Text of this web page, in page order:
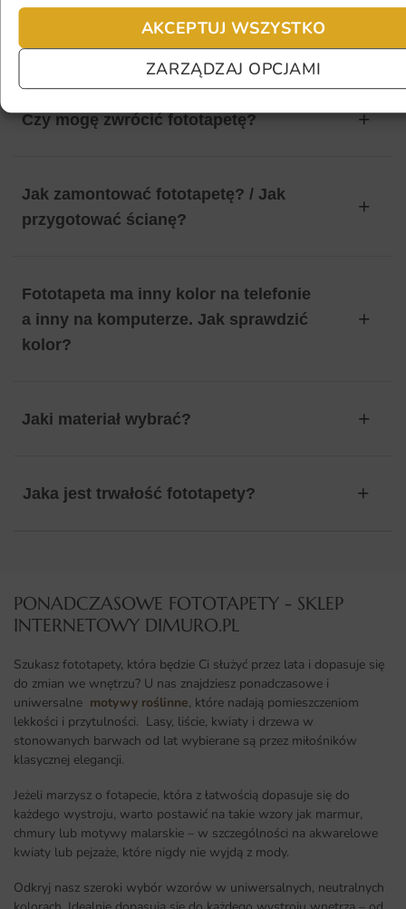
AKCEPTUJ WSZYSTKO
ZARZĄDZAJ OPCJAMI
Ile będę czekać na realizację
zamówienia?
Czy mogę zwrócić fototapetę?
Jak zamontować fototapetę? / Jak
przygotować ścianę?
Fototapeta ma inny kolor na telefonie
a inny na komputerze. Jak sprawdzić
kolor?
Jaki materiał wybrać?
Jaka jest trwałość fototapety?
PONADCZASOWE FOTOTAPETY - SKLEP
INTERNETOWY DIMURO.PL​
Szukasz fototapety, która będzie Ci służyć przez lata i dopasuje się
do zmian we wnętrzu? U nas znajdziesz ponadczasowe i
uniwersalne motywy roślinne, które nadają pomieszczeniom
lekkości i przytulności. Lasy, liście, kwiaty i drzewa w
stonowanych barwach od lat wybierane są przez miłośników
klasycznej elegancji.
Jeżeli marzysz o fotapecie, która z łatwością dopasuje się do
każdego wystroju, warto postawić na takie wzory jak marmur,
chmury lub motywy malarskie – w szczególności na akwarelowe
kwiaty lub pejzaże, które nigdy nie wyjdą z mody.
Odkryj nasz szeroki wybór wzorów w uniwersalnych, neutralnych